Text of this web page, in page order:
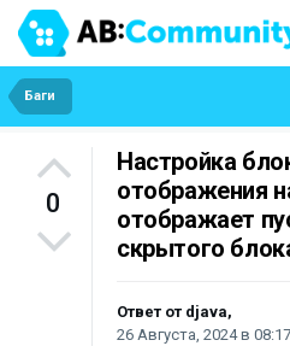
Баги
0
Настройка
отображения
отображает
скрытого
Ответ от djava,
26 Августа, 2024 в 08:17